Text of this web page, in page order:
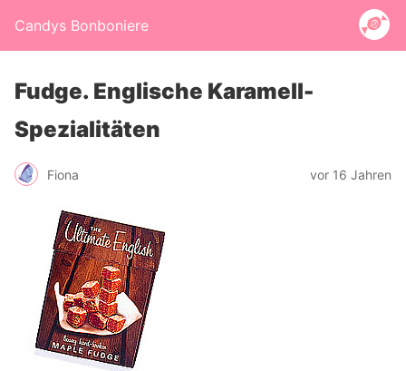
Candys Bonboniere
Fudge. Englische Karamell-
Spezialitäten
Fiona vor 16 Jahren